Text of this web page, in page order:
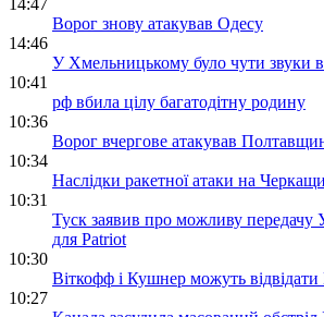
14:47
Ворог знову атакував Одесу
14:46
У Хмельницькому було чути звуки
10:41
рф вбила цілу багатодітну родину
10:36
Ворог вчергове атакував
10:34
Наслідки ракетної атаки на
10:31
Туск заявив про можливу передачу
для Patriot
10:30
Віткофф і Кушнер можуть відвідати
10:27